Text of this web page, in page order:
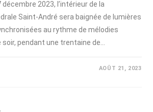
2023, l’intérieur de la
Saint-André sera baignée de lumières
au rythme de mélodies
soir, pendant une trentaine de…
AOÛT 21, 2023